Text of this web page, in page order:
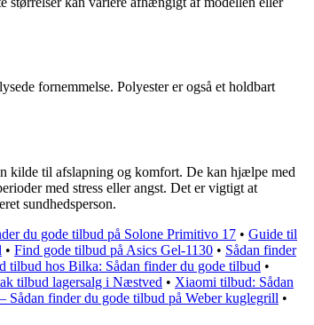
fornemmelse. Polyester er også et holdbart
kilde til afslapning og komfort. De kan hjælpe med
med stress eller angst. Det er vigtigt at
sundhedsperson.
du gode tilbud på Solone Primitivo 17 • Guide til
• Find gode tilbud på Asics Gel-1130 • Sådan finder
tilbud hos Bilka: Sådan finder du gode tilbud •
tilbud lagersalg i Næstved • Xiaomi tilbud: Sådan
Sådan finder du gode tilbud på Weber kuglegrill •